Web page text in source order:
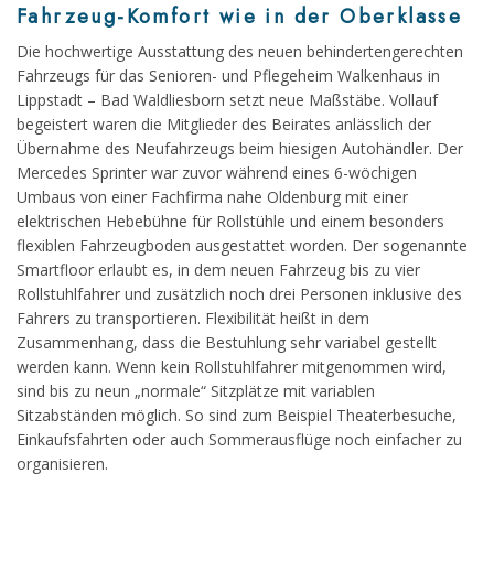
Fahrzeug-Komfort wie in der Oberklasse
Die hochwertige Ausstattung des neuen behindertengerechten
Fahrzeugs für das Senioren- und Pflegeheim Walkenhaus in
Lippstadt – Bad Waldliesborn setzt neue Maßstäbe. Vollauf
begeistert waren die Mitglieder des Beirates anlässlich der
Übernahme des Neufahrzeugs beim hiesigen Autohändler. Der
Mercedes Sprinter war zuvor während eines 6-wöchigen
Umbaus von einer Fachfirma nahe Oldenburg mit einer
elektrischen Hebebühne für Rollstühle und einem besonders
flexiblen Fahrzeugboden ausgestattet worden. Der sogenannte
Smartfloor erlaubt es, in dem neuen Fahrzeug bis zu vier
Rollstuhlfahrer und zusätzlich noch drei Personen inklusive des
Fahrers zu transportieren. Flexibilität heißt in dem
Zusammenhang, dass die Bestuhlung sehr variabel gestellt
werden kann. Wenn kein Rollstuhlfahrer mitgenommen wird,
sind bis zu neun „normale“ Sitzplätze mit variablen
Sitzabständen möglich. So sind zum Beispiel Theaterbesuche,
Einkaufsfahrten oder auch Sommerausflüge noch einfacher zu
organisieren.